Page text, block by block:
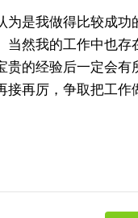
为是我做得比较成功
当然我的工作中也存
贵的经验后一定会有
接再厉，争取把工作